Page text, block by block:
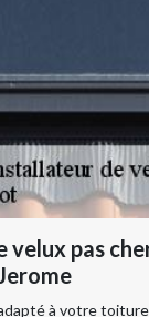
velux pas
à votre